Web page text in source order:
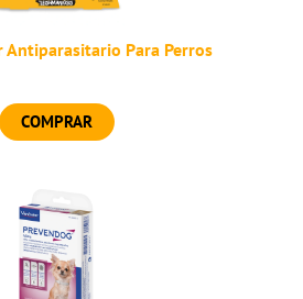
Antiparasitario Para Perros
COMPRAR